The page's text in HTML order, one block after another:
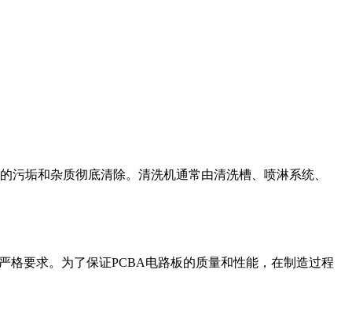
垢和杂质彻底清除。清洗机通常由清洗槽、喷淋系统、
格要求。为了保证PCBA电路板的质量和性能，在制造过程